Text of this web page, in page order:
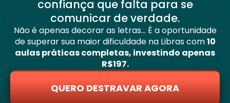
confiança que falta para se
comunicar de verdade.
Não é apenas decorar as letras... É a oportunidade
de superar sua maior dificuldade na Libras com10
aulas práticas completas, investindo apenas
R$197.
QUERO DESTRAVAR AGORA